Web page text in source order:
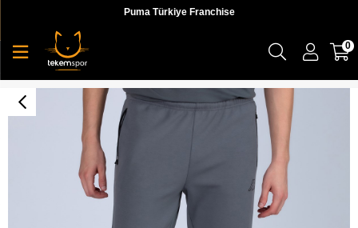
Puma Türkiye Franchise
0